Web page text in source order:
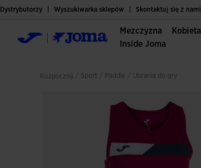
Dystrybutorzy Wyszukiwarka sklepów Skontaktuj się z nami
Mezczyzna Kobieta
Inside Joma
Rozpocznij / sport / paddle / ubrania do gry